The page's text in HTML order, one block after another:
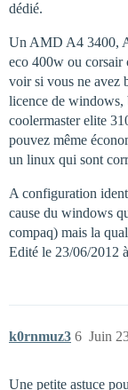
dédié.
Un AMD A4 3400,
eco 400w ou corsair
voir si vous ne avez
licence de windows,
coolermaster elite
pouvez même
un linux qui sont
A configuration
cause du windows
compaq) mais la
Edité le 23/06/2012
k0rnmuz3 Juin
6
Une petite astuce